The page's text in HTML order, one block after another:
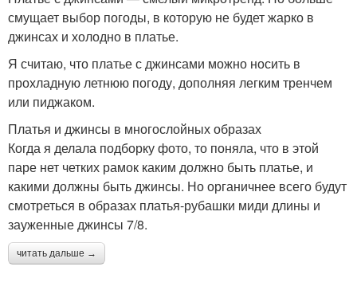
смущает выбор погоды, в которую не будет жарко в
джинсах и холодно в платье.
Я считаю, что платье с джинсами можно носить в
прохладную летнюю погоду, дополняя легким тренчем
или пиджаком.
Платья и джинсы в многослойных образах
Когда я делала подборку фото, то поняла, что в этой
паре нет четких рамок каким должно быть платье, и
какими должны быть джинсы. Но органичнее всего будут
смотреться в образах платья-рубашки миди длины и
зауженные джинсы 7/8.
читать дальше →